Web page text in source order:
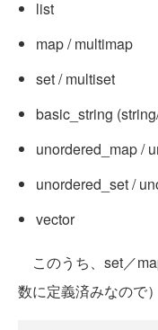
list
map / multimap
set / multiset
basic_string
unordered_map /
unordered_set /
vector
このうち、set／
数に定義済みなので